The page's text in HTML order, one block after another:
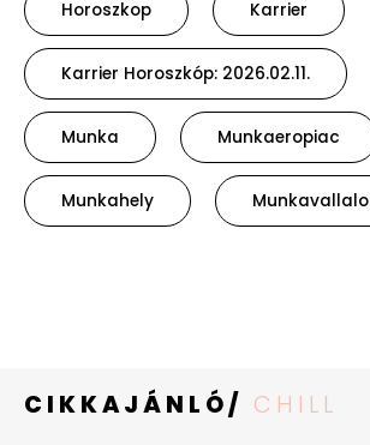
Horoszkop Karrier
Karrier Horoszkóp: 2026.02.11.
Munka Munkaeropiac
Munkahely Munkavallalo
CIKKAJÁNLÓ/ CHILL